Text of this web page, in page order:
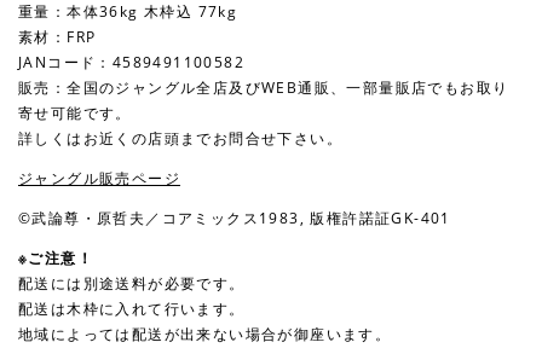
重量：本体36kg 木枠込 77kg
素材：FRP
JANコード：4589491100582
販売：全国のジャングル全店及びWEB通販、一部量販店でもお取り
寄せ可能です。
詳しくはお近くの店頭までお問合せ下さい。
ジャングル販売ページ
©武論尊・原哲夫／コアミックス1983, 版権許諾証GK-401
※ご注意！
配送には別途送料が必要です。
配送は木枠に入れて行います。
地域によっては配送が出来ない場合が御座います。